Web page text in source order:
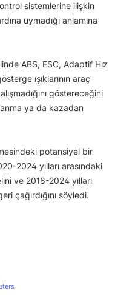
sistemlerine ilişkin
uymadığı anlamına
ABS, ESC, Adaptif Hız
ışıklarının araç
göstereceğini
ya da kazadan
potansiyel bir
2024 yılları arasındaki
ve 2018-2024 yılları
çağırdığını söyledi.